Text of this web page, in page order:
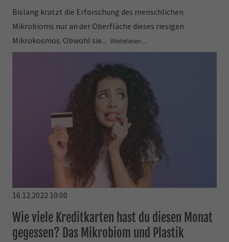
Bislang kratzt die Erforschung des menschlichen
Mikrobioms nur an der Oberfläche dieses riesigen
Mikrokosmos. Obwohl sie... Weiterlesen ...
16.12.2022 10:00
Wie viele Kreditkarten hast du diesen Monat
gegessen? Das Mikrobiom und Plastik